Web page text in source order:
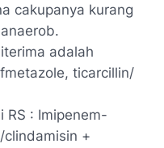
cakupanya kurang
adalah
ticarcillin/
RS : Imipenem-
+